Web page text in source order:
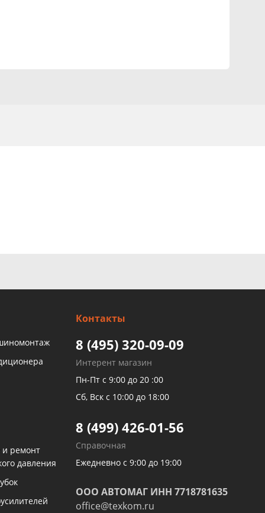
и ремонт
давления
Контакты
8 (495) 320-09-09
Интерент магазин
Пн-Пт с 9:00 до 20 :00
Сб, Вск с 10:00 до 18:00
8 (499) 426-01-56
Справочная
Ежедневно с 9:00 до 19:00
ООО АВТОМАГ ИНН 7718781635
office@texkom.ru